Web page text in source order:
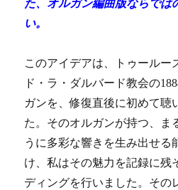
た、オルガン編曲版ならでは
い。
このアイデアは、トゥールー
ド・ラ・ダルバード教会の
ガンを、修復直後に初めて聴
た。そのオルガンが持つ、ま
うに多彩な響きを生み出せる
け、私はその魅力を記録に残
ディングを行いました。その